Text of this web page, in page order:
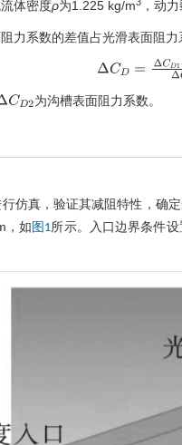
体密度ρ为1.225 kg/m ，动
力系数的差值占光滑表面阻
∆CD
∆C
CD2 为沟槽表面阻力系数。
仿真，验证其减阻特性，确
，如 图1所示。入口边界条件